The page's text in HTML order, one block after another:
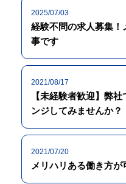
2025/07/03
経験不問の求人募集
事です
2021/08/17
【未経験者歓迎】弊
ンジしてみませんか？
2021/07/20
メリハリある働き方が